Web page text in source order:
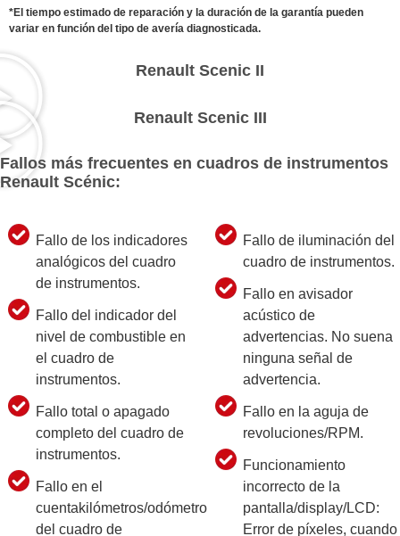
*El tiempo estimado de reparación y la duración de la garantía pueden
variar en función del tipo de avería diagnosticada.
Renault Scenic II
Renault Scenic III
Fallos más frecuentes en cuadros de instrumentos
Renault Scénic:
Fallo de los indicadores
analógicos del cuadro
de instrumentos.
Fallo del indicador del
nivel de combustible en
el cuadro de
instrumentos.
Fallo total o apagado
completo del cuadro de
instrumentos.
Fallo en el
cuentakilómetros/odómetro
del cuadro de
Fallo de iluminación del
cuadro de instrumentos.
Fallo en avisador
acústico de
advertencias. No suena
ninguna señal de
advertencia.
Fallo en la aguja de
revoluciones/RPM.
Funcionamiento
incorrecto de la
pantalla/display/LCD:
Error de píxeles, cuando